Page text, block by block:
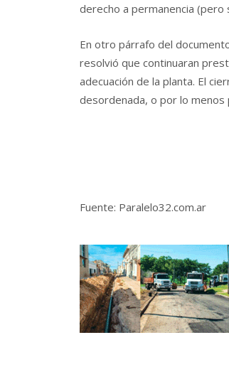
derecho a permanencia
En otro párrafo del
resolvió que continuaran
adecuación de la planta. El
desordenada, o por lo
Fuente: Paralelo32.com.ar